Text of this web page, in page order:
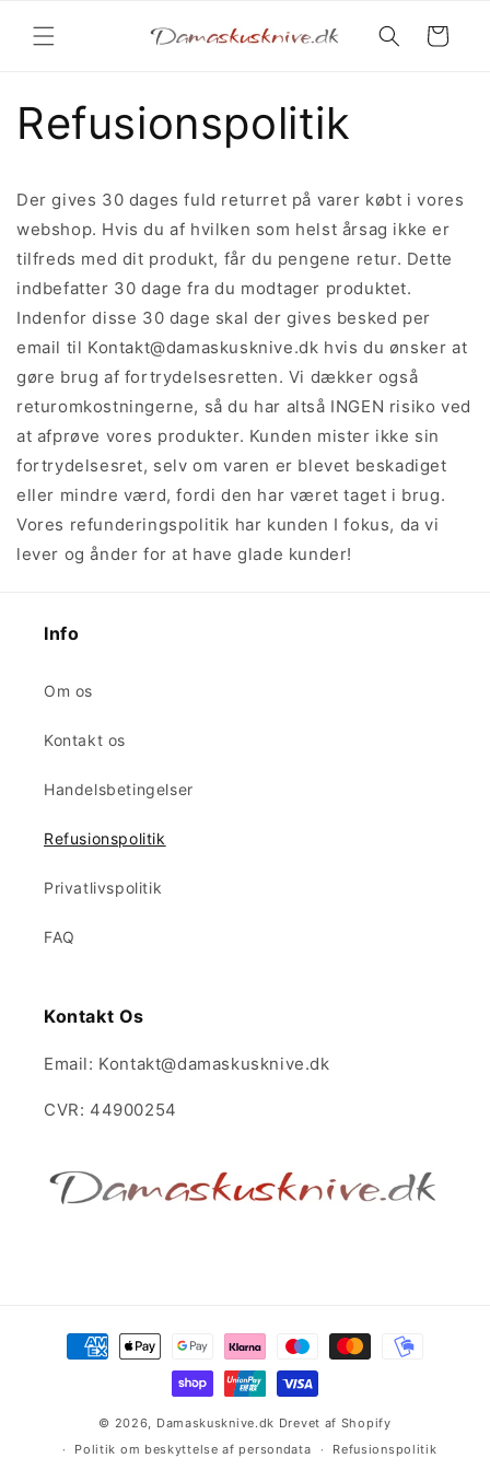
indhold
Indkøbskurv
Refusionspolitik
Der gives 30 dages fuld returret på varer købt i vores
webshop. Hvis du af hvilken som helst årsag ikke er
tilfreds med dit produkt, får du pengene retur. Dette
indbefatter 30 dage fra du modtager produktet.
Indenfor disse 30 dage skal der gives besked per
email til Kontakt@damaskusknive.dk hvis du ønsker at
gøre brug af fortrydelsesretten. Vi dækker også
returomkostningerne, så du har altså INGEN risiko ved
at afprøve vores produkter. Kunden mister ikke sin
fortrydelsesret, selv om varen er blevet beskadiget
eller mindre værd, fordi den har været taget i brug.
Vores refunderingspolitik har kunden I fokus, da vi
lever og ånder for at have glade kunder!
Info
Om os
Kontakt os
Handelsbetingelser
Refusionspolitik
Privatlivspolitik
FAQ
Kontakt Os
Email: Kontakt@damaskusknive.dk
CVR: 44900254
Betalingsmetoder
© 2026, Damaskusknive.dk Drevet af Shopify
Politik om beskyttelse af persondata
Refusionspolitik